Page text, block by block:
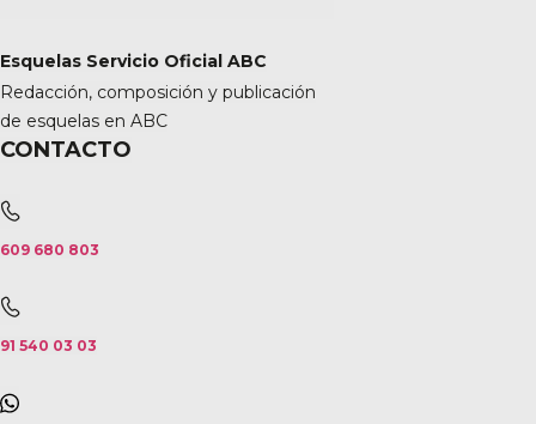
Esquelas Servicio Oficial ABC
Redacción, composición y publicación
de esquelas en ABC
CONTACTO
609 680 803
91 540 03 03